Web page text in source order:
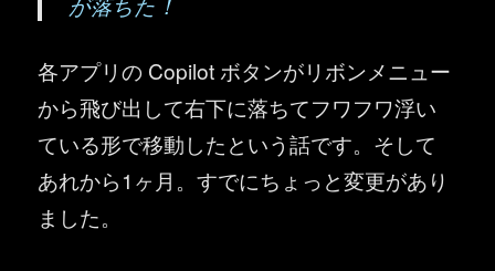
各アプリの Copilot ボタンがリボンメニュー
から飛び出して右下に落ちてフワフワ浮い
ている形で移動したという話です。そして
あれから1ヶ月。すでにちょっと変更があり
ました。